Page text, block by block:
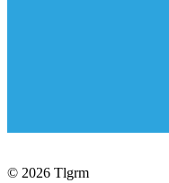
© 2026 Tlgrm